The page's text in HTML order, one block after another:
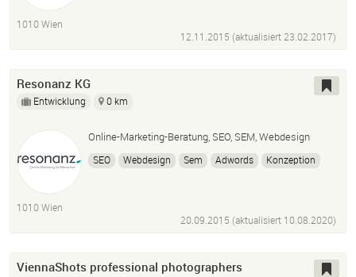
1010 Wien
12.11.2015 (aktualisiert23.02.2017)
Resonanz KG
Entwicklung 0 km
Online-Marketing-Beratung, SEO, SEM, Webdesign
SEO Webdesign Sem Adwords
Konzeption
1010 Wien
20.09.2015 (aktualisiert 10.08.2020)
ViennaShots professional photographers